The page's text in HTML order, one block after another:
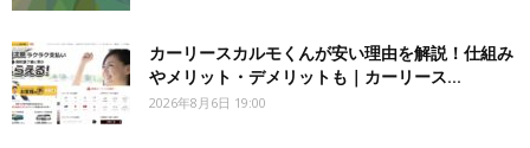
カーリースカルモくんが安い理由を解説！仕組み
やメリット・デメリットも｜カーリース...
2026年8月6日 19:00